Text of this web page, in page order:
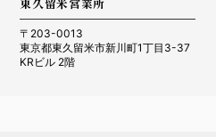
〒203-0013
東京都東久留米市新川町1丁目3-37
KRビル 2階